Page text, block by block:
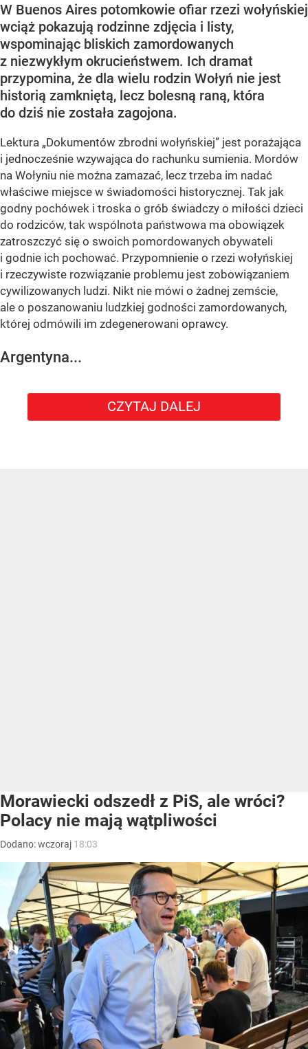
W Buenos Aires potomkowie ofiar rzezi wołyńskiej
wciąż pokazują rodzinne zdjęcia i listy,
wspominając bliskich zamordowanych
z niezwykłym okrucieństwem. Ich dramat
przypomina, że dla wielu rodzin Wołyń nie jest
historią zamkniętą, lecz bolesną raną, która
do dziś nie została zagojona.
Lektura „Dokumentów zbrodni wołyńskiej” jest porażająca
i jednocześnie wzywająca do rachunku sumienia. Mordów
na Wołyniu nie można zamazać, lecz trzeba im nadać
właściwe miejsce w świadomości historycznej. Tak jak
godny pochówek i troska o grób świadczy o miłości dzieci
do rodziców, tak wspólnota państwowa ma obowiązek
zatroszczyć się o swoich pomordowanych obywateli
i godnie ich pochować. Przypomnienie o rzezi wołyńskiej
i rzeczywiste rozwiązanie problemu jest zobowiązaniem
cywilizowanych ludzi. Nikt nie mówi o żadnej zemście,
ale o poszanowaniu ludzkiej godności zamordowanych,
której odmówili im zdegenerowani oprawcy.
Argentyna...
CZYTAJ DALEJ
Morawiecki odszedł z PiS, ale wróci?
Polacy nie mają wątpliwości
Dodano:wczoraj 18:03